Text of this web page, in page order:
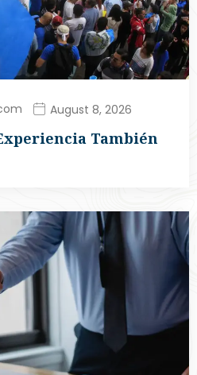
August 8, 2026
También